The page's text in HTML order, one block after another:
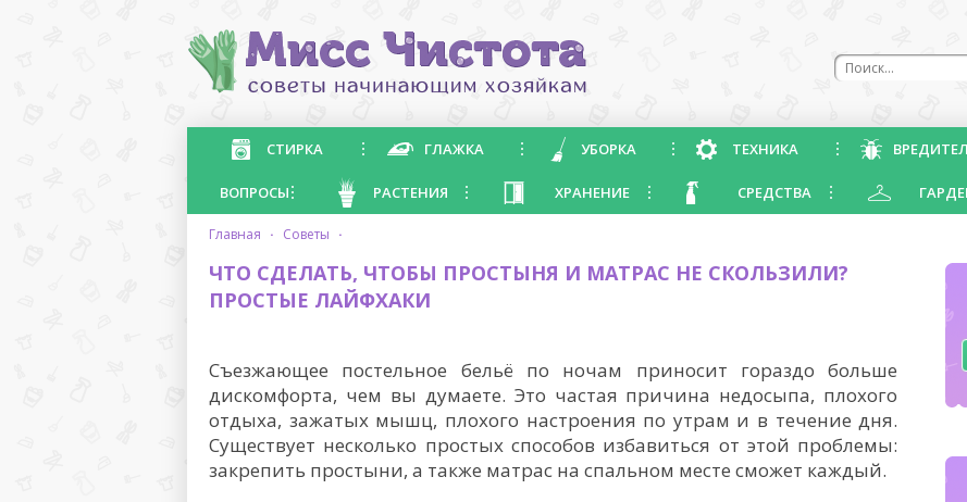
СТИРКА ГЛАЖКА УБОРКА ТЕХНИКА
ВОПРОСЫ РАСТЕНИЯ ХРАНЕНИЕ СРЕДСТВА
главная · советы ·
ЧТО СДЕЛАТЬ, ЧТОБЫ ПРОСТЫНЯ И МАТРАС НЕ СКОЛЬЗИЛИ?
ПРОСТЫЕ ЛАЙФХАКИ
Съезжающее постельное бельё по ночам приносит гораздо больше
дискомфорта, чем вы думаете. Это частая причина недосыпа, плохого
отдыха, зажатых мышц, плохого настроения по утрам и в течение дня.
Существует несколько простых способов избавиться от этой проблемы:
закрепить простыни, а также матрас на спальном месте сможет каждый.